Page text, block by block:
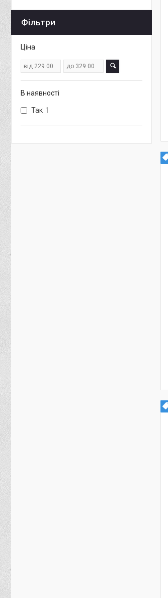
Фільтри
Ціна
В наявності
Так 1